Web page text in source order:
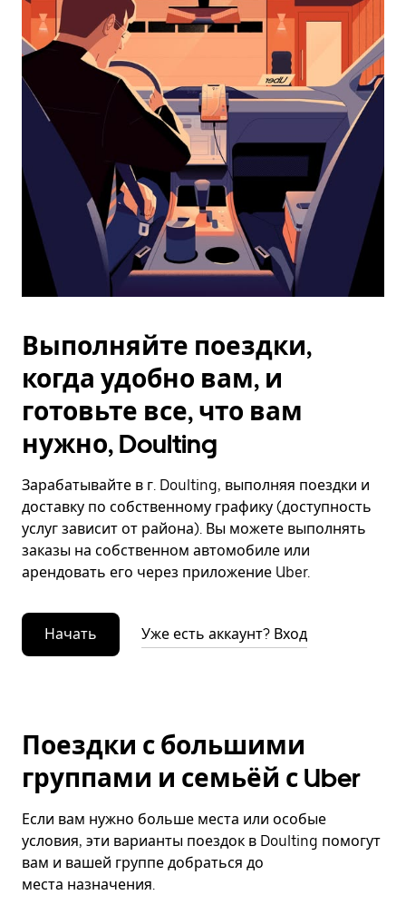
Чтобы
закрыть
календарь,
нажмите
Esc.
Выполняйте поездки,
когда удобно вам, и
готовьте все, что вам
нужно, Doulting
Зарабатывайте в г. Doulting, выполняя поездки и
доставку по собственному графику (доступность
услуг зависит от района). Вы можете выполнять
заказы на собственном автомобиле или
арендовать его через приложение Uber.
Начать Уже есть аккаунт? Вход
Поездки с большими
группами и семьёй с Uber
Если вам нужно больше места или особые
условия, эти варианты поездок в Doulting помогут
вам и вашей группе добраться до
места назначения.